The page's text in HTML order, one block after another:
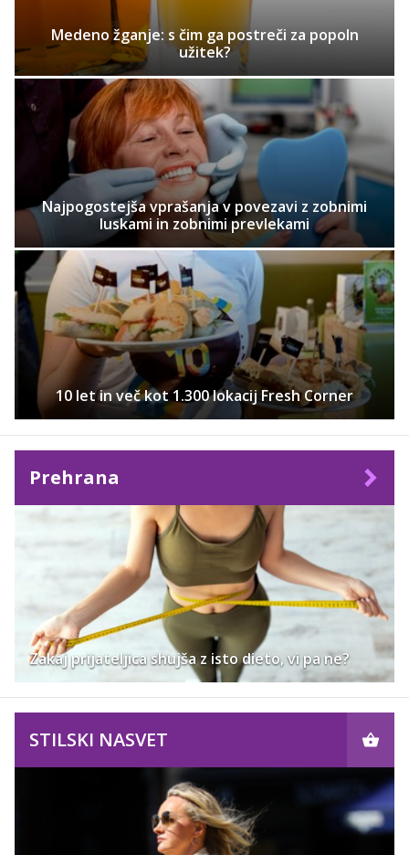
Medeno žganje: s čim ga postreči za popoln
užitek?
Najpogostejša vprašanja v povezavi z zobnimi
luskami in zobnimi prevlekami
10 let in več kot 1.300 lokacij Fresh Corner
Prehrana
Zakaj prijateljica shujša z isto dieto, vi pa ne?
STILSKI NASVET